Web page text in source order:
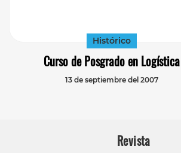
Histórico
Curso de Posgrado en Logística
13 de septiembre del 2007
Revista